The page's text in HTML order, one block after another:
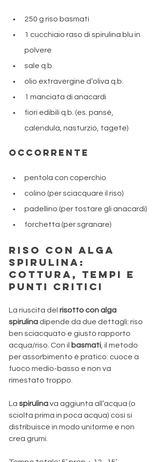
250 g riso basmati
1 cucchiaio raso di spirulina blu in
polvere
sale q.b.
olio extravergine d’oliva q.b.
1 manciata di anacardi
fiori edibili q.b. (es. pansé,
calendula, nasturzio, tagete)
Occorrente
pentola con coperchio
colino (per sciacquare il riso)
padellino (per tostare gli anacardi)
forchetta (per sgranare)
Riso con alga
spirulina:
cottura, tempi e
punti critici
La riuscita del risotto con alga
spirulina dipende da due dettagli: riso
ben sciacquato e giusto rapporto
acqua/riso. Con il basmati , il metodo
per assorbimento è pratico: cuoce a
fuoco medio-basso e non va
rimestato troppo.
La spirulina va aggiunta all’acqua (o
sciolta prima in poca acqua) così si
distribuisce in modo uniforme e non
crea grumi.